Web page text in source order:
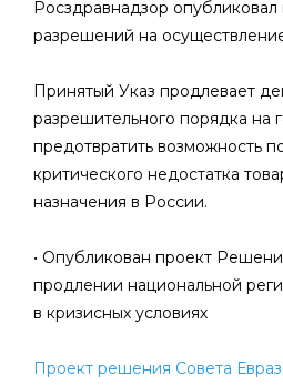
Росздравнадзор
разрешений на
Принятый Указ продлевает
разрешительного порядка на
предотвратить возможность
критического недостатка
назначения в России.
• Опубликован проект
продлении национальной
в кризисных условиях
Проект решения Совета